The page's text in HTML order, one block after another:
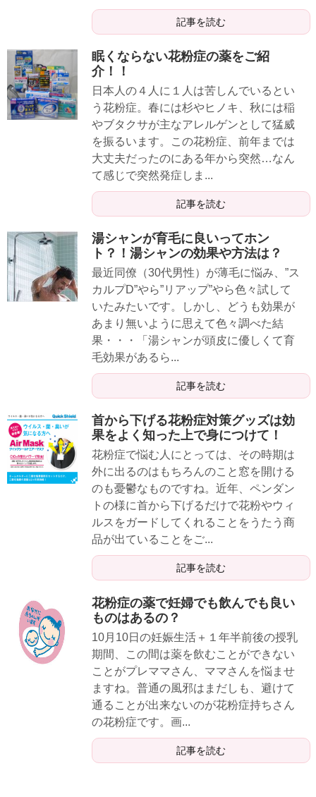
記事を読む
眠くならない花粉症の薬をご紹
介！！
日本人の４人に１人は苦しんでいるとい
う花粉症。春には杉やヒノキ、秋には稲
やブタクサが主なアレルゲンとして猛威
を振るいます。この花粉症、前年までは
大丈夫だったのにある年から突然…なん
て感じで突然発症しま...
記事を読む
湯シャンが育毛に良いってホン
ト？！湯シャンの効果や方法は？
最近同僚（30代男性）が薄毛に悩み、”ス
カルプD”やら”リアップ”やら色々試して
いたみたいです。しかし、どうも効果が
あまり無いように思えて色々調べた結
果・・・「湯シャンが頭皮に優しくて育
毛効果があるら...
記事を読む
首から下げる花粉症対策グッズは効
果をよく知った上で身につけて！
花粉症で悩む人にとっては、その時期は
外に出るのはもちろんのこと窓を開ける
のも憂鬱なものですね。近年、ペンダン
トの様に首から下げるだけで花粉やウィ
ルスをガードしてくれることをうたう商
品が出ていることをご...
記事を読む
花粉症の薬で妊婦でも飲んでも良い
ものはあるの？
10月10日の妊娠生活＋１年半前後の授乳
期間、この間は薬を飲むことができない
ことがプレママさん、ママさんを悩ませ
ますね。普通の風邪はまだしも、避けて
通ることが出来ないのが花粉症持ちさん
の花粉症です。画...
記事を読む